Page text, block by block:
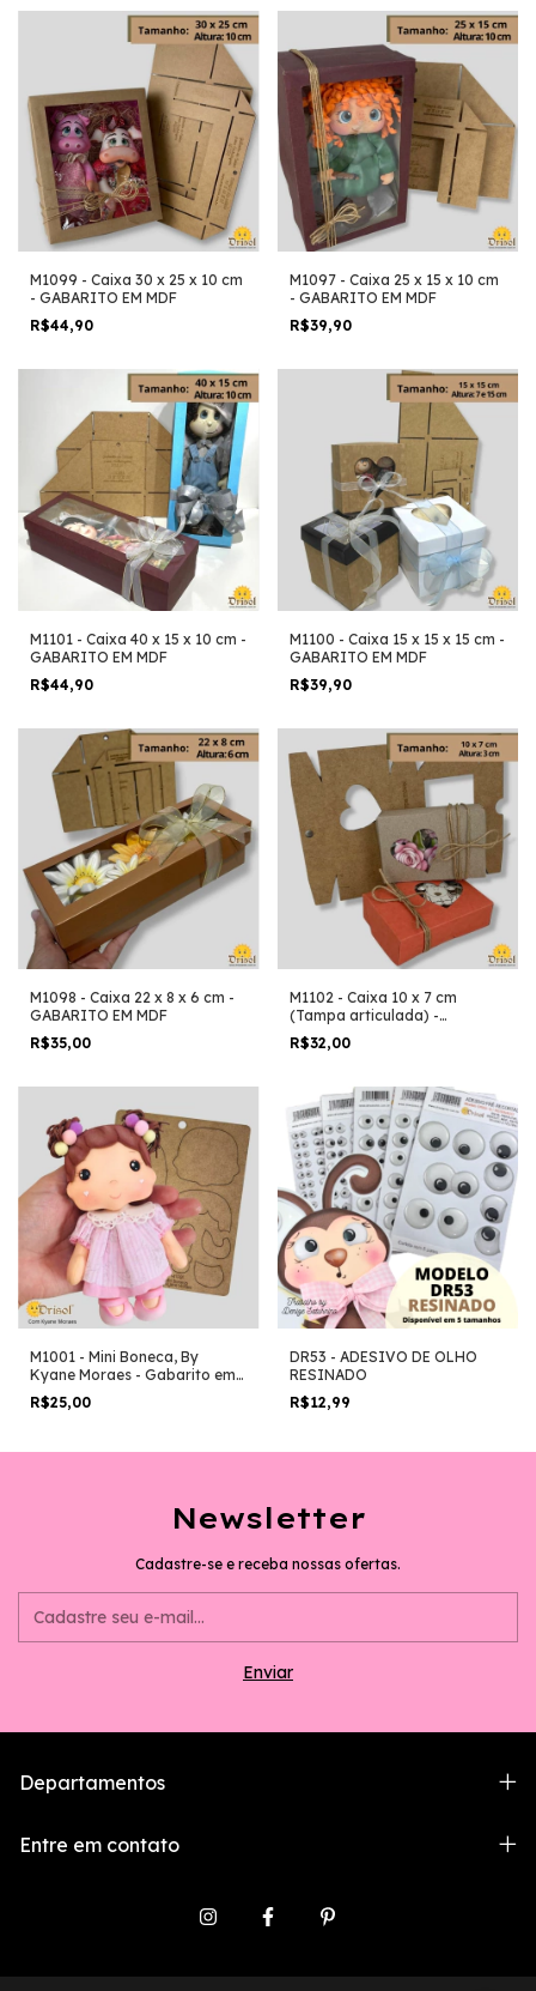
M1099 - Caixa 30 x 25 x 10 cm
- GABARITO EM MDF
R$44,90
M1097 - Caixa 25 x 15 x 10 cm
- GABARITO EM MDF
R$39,90
M1101 - Caixa 40 x 15 x 10 cm -
GABARITO EM MDF
R$44,90
M1100 - Caixa 15 x 15 x 15 cm -
GABARITO EM MDF
R$39,90
M1098 - Caixa 22 x 8 x 6 cm -
GABARITO EM MDF
R$35,00
M1102 - Caixa 10 x 7 cm
(Tampa articulada) -
GABARITO EM MDF
R$32,00
M1001 - Mini Boneca, By
Kyane Moraes - Gabarito em
MDF
R$25,00
DR53 - ADESIVO DE OLHO
RESINADO
R$12,99
Newsletter
Cadastre-se e receba nossas ofertas.
Departamentos
Entre em contato